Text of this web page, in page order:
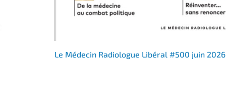
Le Médecin Radiologue Libéral #500 juin 2026